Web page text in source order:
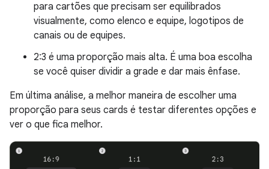
para cartões que precisam ser equilibrados
visualmente, como elenco e equipe, logotipos de
canais ou de equipes.
2:3 é uma proporção mais alta. É uma boa escolha
se você quiser dividir a grade e dar mais ênfase.
Em última análise, a melhor maneira de escolher uma
proporção para seus cards é testar diferentes opções e
ver o que fica melhor.